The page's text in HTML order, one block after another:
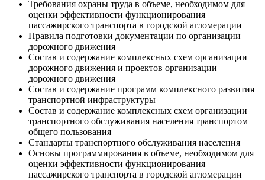
Требования охраны труда в объеме, необходимом для
оценки эффективности функционирования
пассажирского транспорта в городской агломерации
Правила подготовки документации по организации
дорожного движения
Состав и содержание комплексных схем организации
дорожного движения и проектов организации
дорожного движения
Состав и содержание программ комплексного развития
транспортной инфраструктуры
Состав и содержание комплексных схем организации
транспортного обслуживания населения транспортом
общего пользования
Стандарты транспортного обслуживания населения
Основы программирования в объеме, необходимом для
оценки эффективности функционирования
пассажирского транспорта в городской агломерации